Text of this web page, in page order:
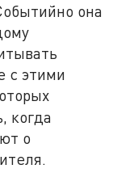
она
с этими
когда
о